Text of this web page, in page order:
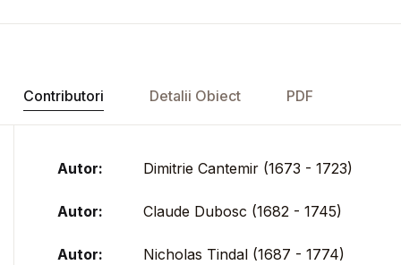
Contributori Detalii Obiect PDF
Autor: Dimitrie Cantemir (1673 - 1723)
Autor: Claude Dubosc (1682 - 1745)
Autor: Nicholas Tindal (1687 - 1774)